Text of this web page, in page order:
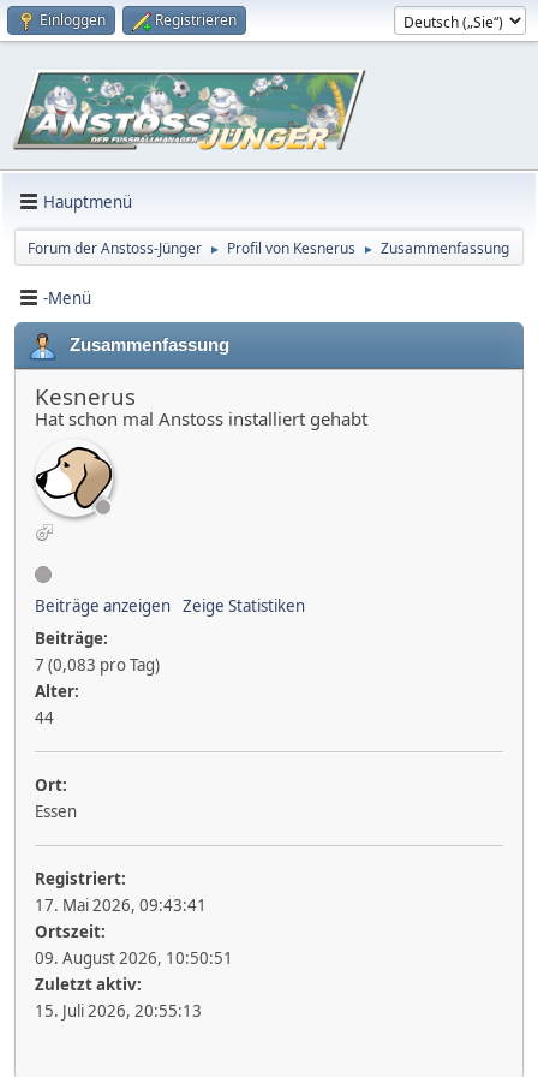
Einloggen Registrieren
Hauptmenü
Forum der Anstoss-Jünger ► Profil von Kesnerus ► Zusammenfassung
-Menü
Zusammenfassung
Kesnerus
Hat schon mal Anstoss installiert gehabt
Beiträge anzeigen Zeige Statistiken
Beiträge:
7 (0,083 pro Tag)
Alter:
44
Ort:
Essen
Registriert:
17. Mai 2026, 09:43:41
Ortszeit:
09. August 2026, 10:50:51
Zuletzt aktiv:
15. Juli 2026, 20:55:13